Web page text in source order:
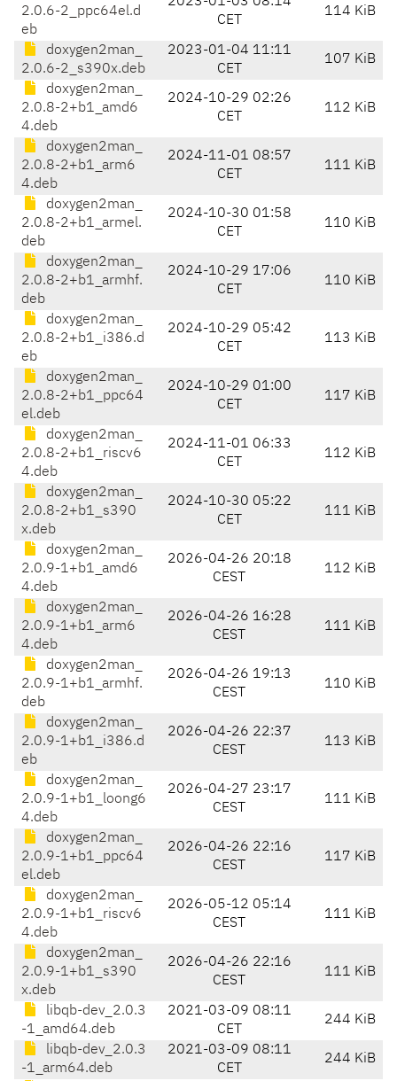
2.0.6-2_ppc64el.d
eb
CET
114 KiB
doxygen2man_
2.0.6-2_s390x.deb
2023-01-04 11:11
CET
107 KiB
doxygen2man_
2.0.8-2+b1_amd6
4.deb
2024-10-29 02:26
CET
112 KiB
doxygen2man_
2.0.8-2+b1_arm6
4.deb
2024-11-01 08:57
CET
111 KiB
doxygen2man_
2.0.8-2+b1_armel.
deb
2024-10-30 01:58
CET
110 KiB
doxygen2man_
2.0.8-2+b1_armhf.
deb
2024-10-29 17:06
CET
110 KiB
doxygen2man_
2.0.8-2+b1_i386.d
eb
2024-10-29 05:42
CET
113 KiB
doxygen2man_
2.0.8-2+b1_ppc64
el.deb
2024-10-29 01:00
CET
117 KiB
doxygen2man_
2.0.8-2+b1_riscv6
4.deb
2024-11-01 06:33
CET
112 KiB
doxygen2man_
2.0.8-2+b1_s390
x.deb
2024-10-30 05:22
CET
111 KiB
doxygen2man_
2.0.9-1+b1_amd6
4.deb
2026-04-26 20:18
CEST
112 KiB
doxygen2man_
2.0.9-1+b1_arm6
4.deb
2026-04-26 16:28
CEST
111 KiB
doxygen2man_
2.0.9-1+b1_armhf.
deb
2026-04-26 19:13
CEST
110 KiB
doxygen2man_
2.0.9-1+b1_i386.d
eb
2026-04-26 22:37
CEST
113 KiB
doxygen2man_
2.0.9-1+b1_loong6
4.deb
2026-04-27 23:17
CEST
111 KiB
doxygen2man_
2.0.9-1+b1_ppc64
el.deb
2026-04-26 22:16
CEST
117 KiB
doxygen2man_
2.0.9-1+b1_riscv6
4.deb
2026-05-12 05:14
CEST
111 KiB
doxygen2man_
2.0.9-1+b1_s390
x.deb
2026-04-26 22:16
CEST
111 KiB
libqb-dev_2.0.3
-1_amd64.deb
2021-03-09 08:11
CET
244 KiB
libqb-dev_2.0.3
-1_arm64.deb
2021-03-09 08:11
CET
244 KiB